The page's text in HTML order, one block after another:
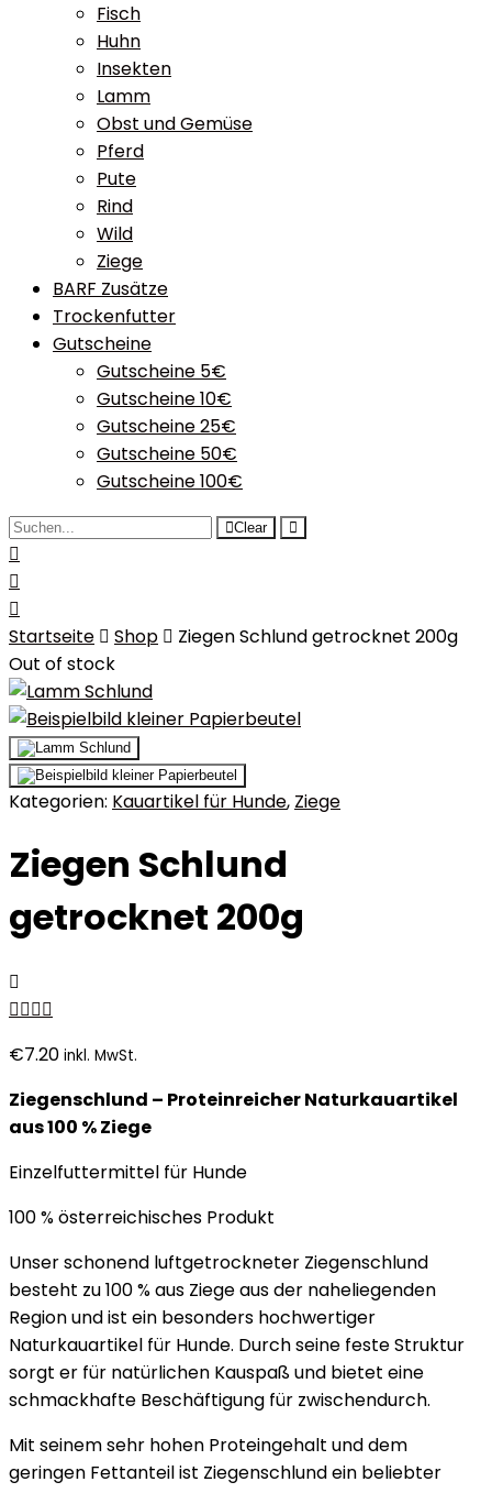
Fisch
Huhn
Insekten
Lamm
Obst und Gemüse
Pferd
Pute
Rind
Wild
Ziege
BARF Zusätze
Trockenfutter
Gutscheine
Gutscheine 5€
Gutscheine 10€
Gutscheine 25€
Gutscheine 50€
Gutscheine 100€
Clear
Startseite Shop
Ziegen Schlund getrocknet 200g
Out of stock
Kategorien: Kauartikel für Hunde, Ziege
Ziegen Schlund
getrocknet 200g
€7.20 inkl. MwSt.
Ziegenschlund – Proteinreicher Naturkauartikel
aus 100 % Ziege
Einzelfuttermittel für Hunde
100 % österreichisches Produkt
Unser schonend luftgetrockneter Ziegenschlund
besteht zu 100 % aus Ziege aus der naheliegenden
Region und ist ein besonders hochwertiger
Naturkauartikel für Hunde. Durch seine feste Struktur
sorgt er für natürlichen Kauspaß und bietet eine
schmackhafte Beschäftigung für zwischendurch.
Mit seinem sehr hohen Proteingehalt und dem
geringen Fettanteil ist Ziegenschlund ein beliebter